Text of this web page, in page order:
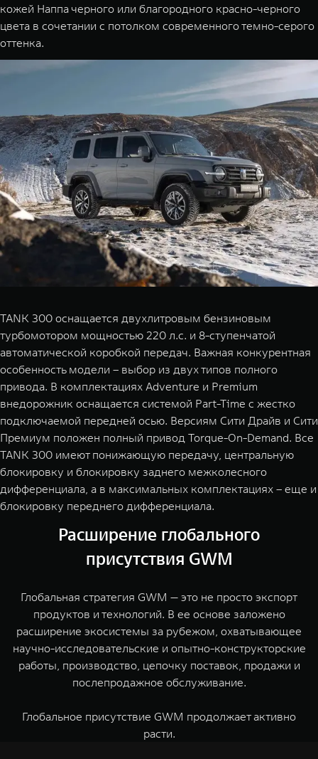
кожей Наппа черного или благородного красно-черного
цвета в сочетании с потолком современного темно-серого
оттенка.
TANK 300 оснащается двухлитровым бензиновым
турбомотором мощностью 220 л.с. и 8-ступенчатой
автоматической коробкой передач. Важная конкурентная
особенность модели – выбор из двух типов полного
привода. В комплектациях Adventure и Premium
внедорожник оснащается системой Part-Time с жестко
подключаемой передней осью. Версиям Сити Драйв и Сити
Премиум положен полный привод Torque-On-Demand. Все
TANK 300 имеют понижающую передачу, центральную
блокировку и блокировку заднего межколесного
дифференциала, а в максимальных комплектациях – еще и
блокировку переднего дифференциала.
Расширение глобального
присутствия GWM
Глобальная стратегия GWM — это не просто экспорт
продуктов и технологий. В ее основе заложено
расширение экосистемы за рубежом, охватывающее
научно-исследовательские и опытно-конструкторские
работы, производство, цепочку поставок, продажи и
послепродажное обслуживание.
Глобальное присутствие GWM продолжает активно
расти.